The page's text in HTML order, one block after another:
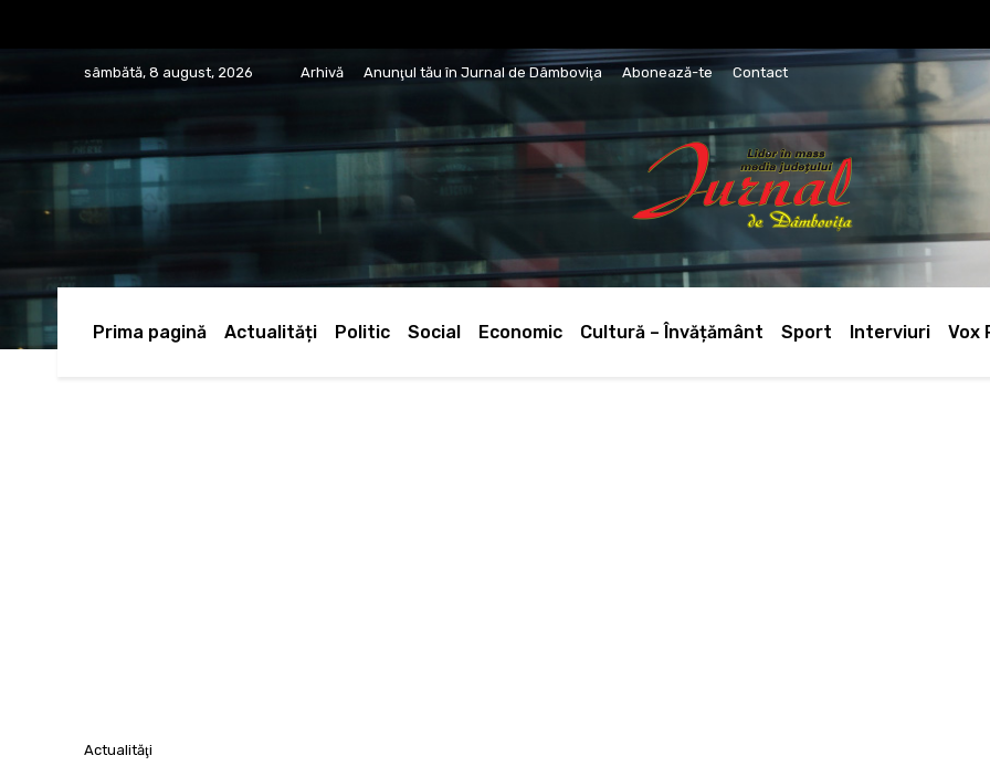
sâmbătă, 8 august, 2026 Arhivă Anunţul tău în Jurnal de Dâmboviţa Abonează-te Contact
Prima pagină Actualități Politic Social Economic Cultură – Învățământ Sport Interviuri Vox
Actualităţi